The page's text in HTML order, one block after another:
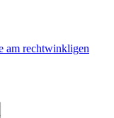
am rechtwinkligen